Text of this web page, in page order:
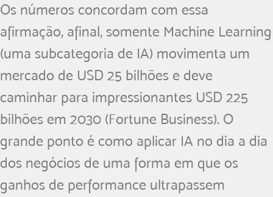
Os números concordam com essa
afirmação, afinal, somente Machine Learning
(uma subcategoria de IA) movimenta um
mercado de USD 25 bilhões e deve
caminhar para impressionantes USD 225
bilhões em 2030 (Fortune Business). O
grande ponto é como aplicar IA no dia a dia
dos negócios de uma forma em que os
ganhos de performance ultrapassem